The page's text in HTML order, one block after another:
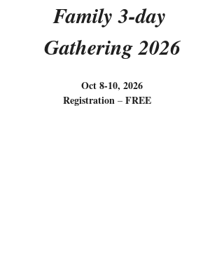
Family 3-day
Gathering 2026
Oct 8-10, 2026
Registration – FREE